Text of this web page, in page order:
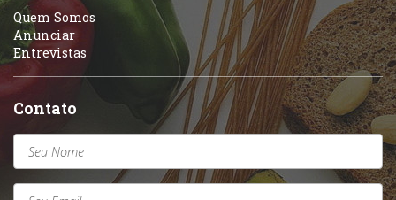
Quem Somos
Anunciar
Entrevistas
Contato